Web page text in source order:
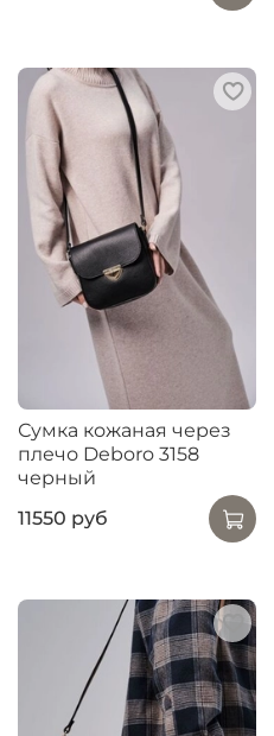
Сумка кожаная через
плечо Deboro 3158
черный
11550 руб